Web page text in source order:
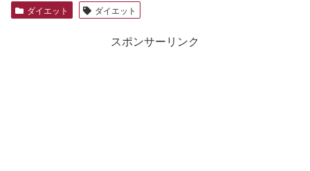
ダイエット ダイエット
スポンサーリンク